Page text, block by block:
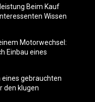
Beim Kauf
Wissen
Motorwechsel:
Einbau eines
eines gebrauchten
den klugen